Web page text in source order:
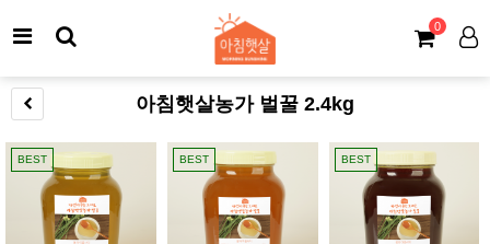
0
아침햇살농가 벌꿀 2.4kg
BEST BEST BEST